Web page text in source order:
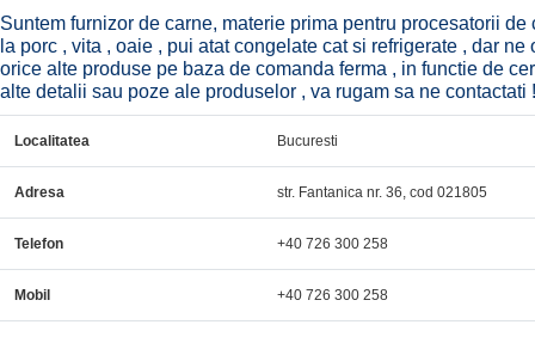
Suntem furnizor de carne, materie prima pentru procesatorii
la porc , vita , oaie , pui atat congelate cat si refrigerate , dar
orice alte produse pe baza de comanda ferma , in functie de
alte detalii sau poze ale produselor , va rugam sa ne contactati !
Localitatea Bucuresti
Adresa str. Fantanica nr. 36, cod 021805
Telefon +40 726 300 258
Mobil +40 726 300 258